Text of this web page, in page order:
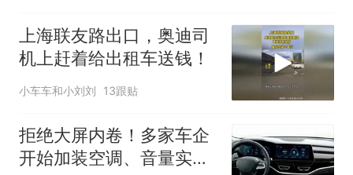
上海联友路出口，奥迪司
机上赶着给出租车送钱！
小车车和小刘刘 13跟贴
拒绝大屏内卷！多家车企
开始加装空调、音量实体